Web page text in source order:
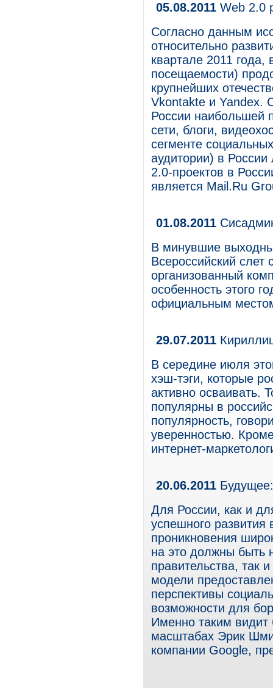
05.08.2011 Web 2.0
Согласно данным
относительно
квартале 2011
посещаемости)
крупнейших
Vkontakte и Yandex.
России наибольшей
сети, блоги,
сегменте
аудитории) в
2.0-проектов в
является Mail.Ru
01.08.2011
В минувшие
Всероссийский слет
организованный
особенность этого
официальным
29.07.2011
В середине июля
хэш-тэги, которые
активно осваивать.
популярны в
популярность,
уверенностью.
интернет-
20.06.2011
Для России, как и
успешного
проникновения
на это должны быть
правительства, так
модели
перспективы
возможности для
Именно таким
масштабах Эрик
компании Google,